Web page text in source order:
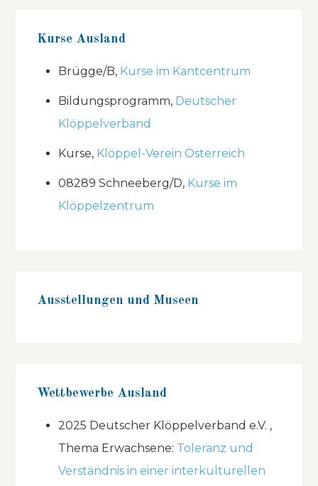
Kurse Ausland
Brügge/B, Kurse im Kantcentrum
Bildungsprogramm, Deutscher
Klöppelverband
Kurse, Klöppel-Verein Österreich
08289 Schneeberg/D, Kurse im
Klöppelzentrum
Ausstellungen und Museen
Wettbewerbe Ausland
2025 Deutscher Klöppelverband e.V. ,
Thema Erwachsene: Toleranz und
Verständnis in einer interkulturellen